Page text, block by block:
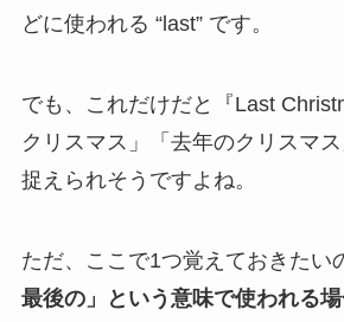
どに使われる “last” です。
でも、これだけだと『Last
クリスマス」「去年のクリスマ
捉えられそうですよね。
ただ、ここで1つ覚えておきたい
最後の」という意味で使われる